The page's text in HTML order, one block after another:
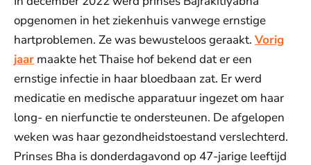
opgenomen in het ziekenhuis vanwege ernstige
hartproblemen. Ze was bewusteloos geraakt. Vorig
jaar maakte het Thaise hof bekend dat er een
ernstige infectie in haar bloedbaan zat. Er werd
medicatie en medische apparatuur ingezet om haar
long- en nierfunctie te ondersteunen. De afgelopen
weken was haar gezondheidstoestand verslechterd.
Prinses Bha is donderdagavond op 47-jarige leeftijd